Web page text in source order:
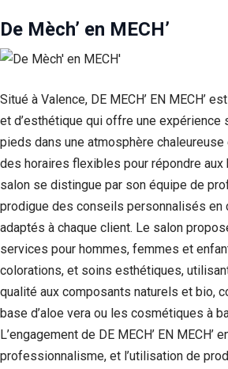
De Mèch’ en MECH’
Situé à Valence, DE MECH’ EN MECH’
et d’esthétique qui offre une expérience
pieds dans une atmosphère
des horaires flexibles pour répondre
salon se distingue par son équipe de
prodigue des conseils personnalisés
adaptés à chaque client. Le salon
services pour hommes, femmes et
colorations, et soins esthétiques,
qualité aux composants naturels et bio,
base d’aloe vera ou les cosmétiques à
L’engagement de DE MECH’ EN MECH’
professionnalisme, et l’utilisation de